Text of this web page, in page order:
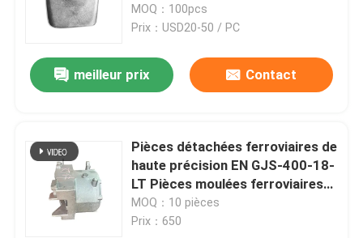
À propos de nous
visite de l'usine
Nous contacter
Nouvelles
ferroviaire ferroviaire
MOQ：100pcs
Prix：USD20-50 / PC
meilleur prix Contact
Pièces détachées ferroviaires de
haute précision EN GJS-400-18-
LT Pièces moulées ferroviaires
en fer ductile à basse
température
MOQ：10 pièces
Prix：650